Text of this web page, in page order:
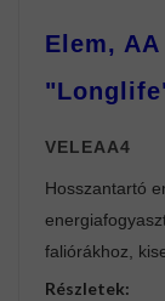
Elem,
VELEAA4
Hosszantartó
faliórákhoz,
Részletek: